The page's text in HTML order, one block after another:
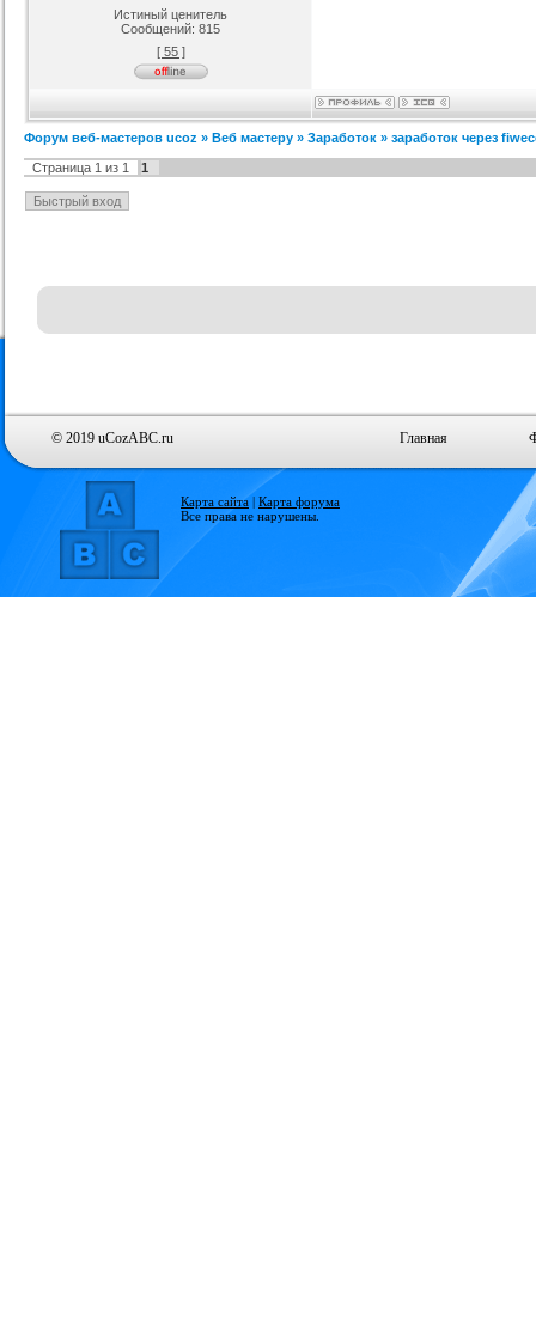
Истиный ценитель
Сообщений: 815
[ 55 ]
Форум веб-мастеров ucoz » Веб мастеру » Заработок » заработок через
Страница 1 из 1 1
© 2019 uCozABC.ru Главная
Карта сайта | Карта форума
Все права не нарушены.